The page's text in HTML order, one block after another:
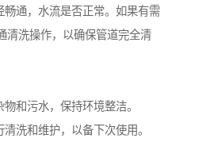
通，水流是否正常。如果有需
清洗操作，以确保管道完全清
和污水，保持环境整洁。
洗和维护，以备下次使用。